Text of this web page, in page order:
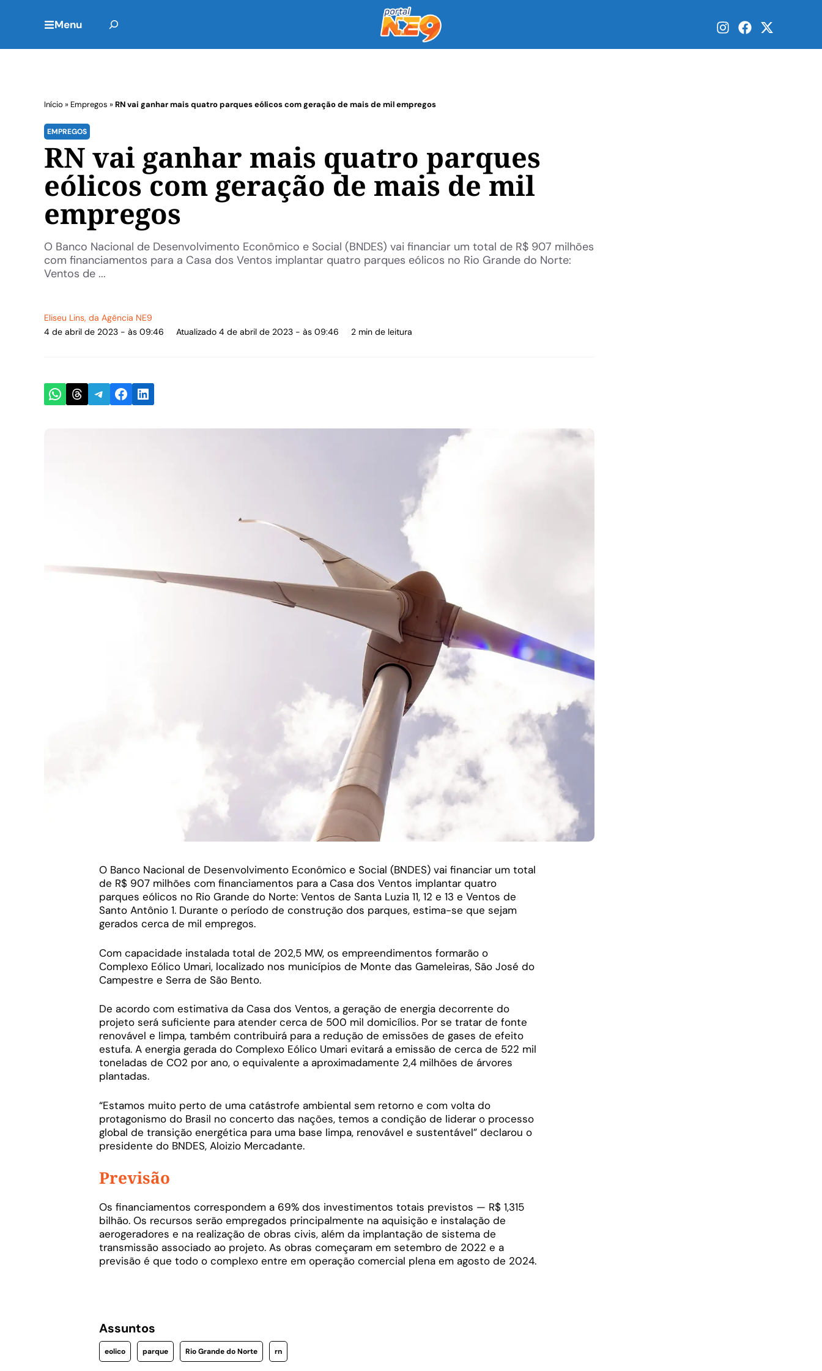
Menu
Início » Empregos »RN vai ganhar mais quatro parques eólicos com geração de mais de mil empregos
EMPREGOS
RN vai ganhar mais quatro parques
eólicos com geração de mais de mil
empregos
O Banco Nacional de Desenvolvimento Econômico e Social (BNDES) vai financiar um total de R$ 907 milhões
com financiamentos para a Casa dos Ventos implantar quatro parques eólicos no Rio Grande do Norte:
Ventos de ...
Eliseu Lins, da Agência NE9
4 de abril de 2023 - às 09:46
Atualizado 4 de abril de 2023 - às 09:46 2 min de leitura
Share on WhatsApp
Share on Threads
Share on Telegram
Share on Facebook
Share on LinkedIn
O Banco Nacional de Desenvolvimento Econômico e Social (BNDES) vai financiar um total
de R$ 907 milhões com financiamentos para a Casa dos Ventos implantar quatro
parques eólicos no Rio Grande do Norte: Ventos de Santa Luzia 11, 12 e 13 e Ventos de
Santo Antônio 1. Durante o período de construção dos parques, estima-se que sejam
gerados cerca de mil empregos.
Com capacidade instalada total de 202,5 MW, os empreendimentos formarão o
Complexo Eólico Umari, localizado nos municípios de Monte das Gameleiras, São José do
Campestre e Serra de São Bento.
De acordo com estimativa da Casa dos Ventos, a geração de energia decorrente do
projeto será suficiente para atender cerca de 500 mil domicílios. Por se tratar de fonte
renovável e limpa, também contribuirá para a redução de emissões de gases de efeito
estufa. A energia gerada do Complexo Eólico Umari evitará a emissão de cerca de 522 mil
toneladas de CO2 por ano, o equivalente a aproximadamente 2,4 milhões de árvores
plantadas.
“Estamos muito perto de uma catástrofe ambiental sem retorno e com volta do
protagonismo do Brasil no concerto das nações, temos a condição de liderar o processo
global de transição energética para uma base limpa, renovável e sustentável” declarou o
presidente do BNDES, Aloizio Mercadante.
Previsão
Os financiamentos correspondem a 69% dos investimentos totais previstos — R$ 1,315
bilhão. Os recursos serão empregados principalmente na aquisição e instalação de
aerogeradores e na realização de obras civis, além da implantação de sistema de
transmissão associado ao projeto. As obras começaram em setembro de 2022 e a
previsão é que todo o complexo entre em operação comercial plena em agosto de 2024.
Assuntos
eolico parque Rio Grande do Norte rn